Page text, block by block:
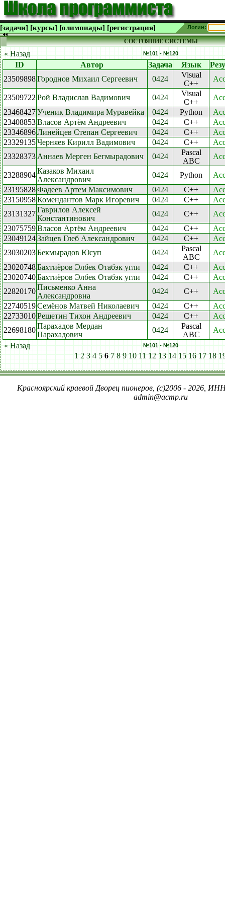
[задачи] [курсы] [олимпиады] [регистрация] Логин:
СОСТОЯНИЕ СИСТЕМЫ
« Назад №101 - №120
ID Автор Задача Язык
23509898Городнов Михаил Сергеевич 0424
Visual
C++
23509722 Рой Владислав Вадимович 0424
Visual
C++
23468427Ученик Владимира Муравейка 0424 Python
23408853Власов Артём Андреевич 0424 C++
23346896Линейцев Степан Сергеевич 0424 C++
23329135Черняев Кирилл Вадимович 0424 C++
23328373 Аннаев Мерген Бегмырадович 0424
Pascal
ABC
23288904Казаков Михаил
Александрович
0424 Python
23195828Фадеев Артем Максимович 0424 C++
23150958Комендантов Марк Игоревич 0424 C++
23131327Гаврилов Алексей
Константинович
0424 C++
23075759Власов Артём Андреевич 0424 C++
23049124Зайцев Глеб Александрович 0424 C++
23030203Бекмырадов Юсуп 0424
Pascal
ABC
23020748Бахтиёров Элбек Отабэк угли 0424 C++
23020740Бахтиёров Элбек Отабэк угли 0424 C++
22820170Письменко Анна
Александровна
0424 C++
22740519Семёнов Матвей Николаевич 0424 C++
22733010Решетин Тихон Андреевич 0424 C++
22698180Парахадов Мердан
Парахадович
0424
Pascal
ABC
« Назад
№101 - №120
1 2 3 4 5 6 7 8 9 10 11 12 13 14 15 16 17 18
Красноярский краевой Дворец пионеров, (c)2006 - 2026,
admin@acmp.ru